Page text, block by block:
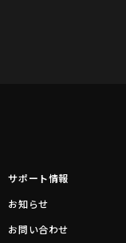
サポート情報
お知らせ
お問い合わせ